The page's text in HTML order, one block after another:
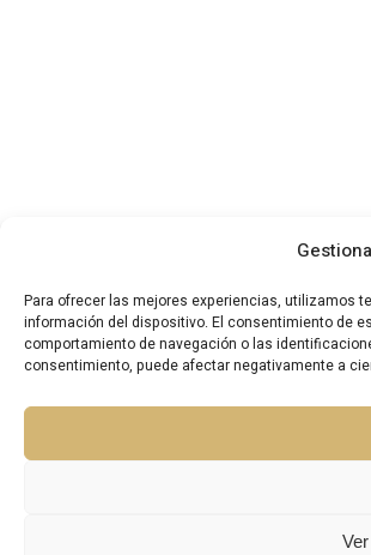
Para ofrecer las mejores experiencias, utilizamos
información del dispositivo. El consentimiento de
comportamiento de navegación o las
consentimiento, puede afectar negativamente a